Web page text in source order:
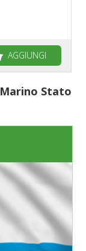
AGGIUNGI
Stato